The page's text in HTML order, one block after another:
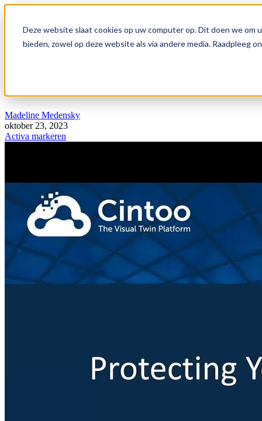
Deze website slaat cookies op uw computer op. Dit doen we
bieden, zowel op deze website als via andere media. Raadpleeg
Madeline Medensky
oktober 23, 2023
Activa markeren